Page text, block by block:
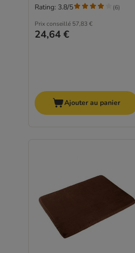
Prix conseillé 57,83 €
24,64 €
Rating: 3.8/5 (6)
Ajouter au panier